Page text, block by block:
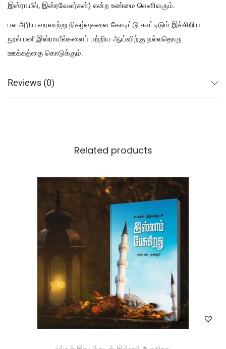
இஸ்ராயீல், இஸ்ரவேலர்கள்) என்ற உண்மை வெளிவரும்.
பல அரிய வரலாற்று நிகழ்வுகளை கோடிட்டு காட்டிடும் இச்சிறிய
நூல் பனீ இஸ்ராயீல்களைப் பற்றிய ஆய்விற்கு நல்லதொரு
ஊக்கத்தை கொடுக்கும்.
Reviews (0)
Related products